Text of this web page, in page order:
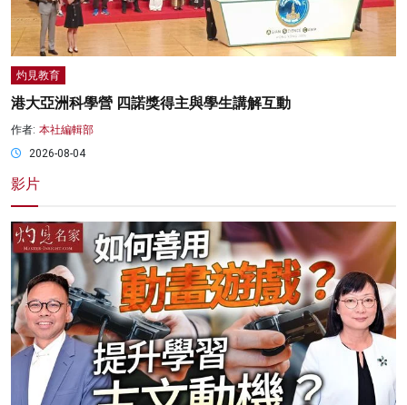
灼見教育
港大亞洲科學營 四諾獎得主與學生講解互動
作者: 本社編輯部
2026-08-04
影片